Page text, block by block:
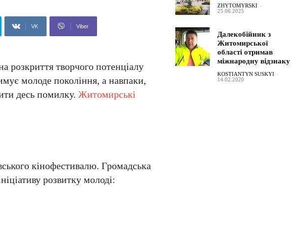
VK Viber
розкриття творчого потенціалу
молоде покоління, а навпаки,
десь помилку. Житомирські
кінофестивалю. Громадська
розвитку молоді:
ZHYTOMYRSKI -
25.06.2025
Далекобійник з
Житомирської
області отримав
міжнародну відзнаку
KOSTIANTYN SUSKYI -
14.02.2020